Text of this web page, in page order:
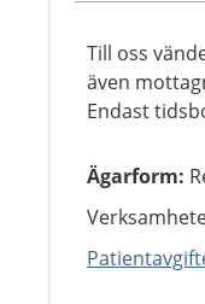
Till oss
även
Endast
Ägarform: